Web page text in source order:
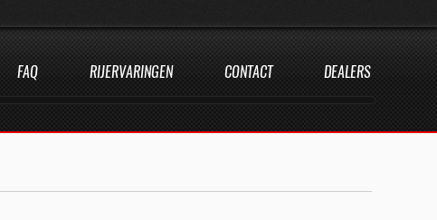
FAQ RIJERVARINGEN CONTACT DEALERS